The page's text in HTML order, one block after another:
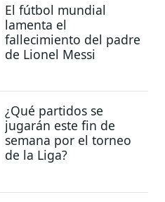
El fútbol mundial
lamenta el
fallecimiento del padre
de Lionel Messi
¿Qué partidos se
jugarán este fin de
semana por el torneo
de la Liga?